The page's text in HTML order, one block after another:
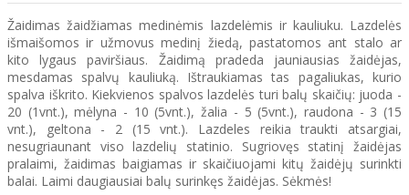
Žaidimas žaidžiamas medinėmis lazdelėmis ir kauliuku. Lazdelės
išmaišomos ir užmovus medinį žiedą, pastatomos ant stalo ar
kito lygaus paviršiaus. Žaidimą pradeda jauniausias žaidėjas,
mesdamas spalvų kauliuką. Ištraukiamas tas pagaliukas, kurio
spalva iškrito. Kiekvienos spalvos lazdelės turi balų skaičių: juoda -
20 (1vnt.), mėlyna - 10 (5vnt.), žalia - 5 (5vnt.), raudona - 3 (15
vnt.), geltona - 2 (15 vnt.). Lazdeles reikia traukti atsargiai,
nesugriaunant viso lazdelių statinio. Sugriovęs statinį žaidėjas
pralaimi, žaidimas baigiamas ir skaičiuojami kitų žaidėjų surinkti
balai. Laimi daugiausiai balų surinkęs žaidėjas. Sėkmės!